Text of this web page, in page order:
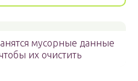
мусорные данные
их очистить